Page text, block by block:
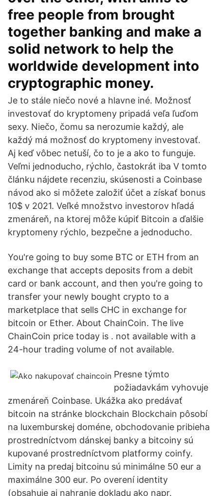
free people from brought
together banking and make a
solid network to help the
worldwide development into
cryptographic money.
Je to stále niečo nové a hlavne iné. Možnosť
investovať do kryptomeny pripadá veľa ľuďom
sexy. Niečo, čomu sa nerozumie každý, ale
každý má možnosť do kryptomeny investovať.
Aj keď vôbec netuší, čo to je a ako to funguje.
Veľmi jednoducho, rýchlo, častokrát iba V tomto
článku nájdete recenziu, skúsenosti a Coinbase
návod ako si môžete založiť účet a získať bonus
10$ v 2021. Veľké množstvo investorov hľadá
zmenáreň, na ktorej môže kúpiť Bitcoin a ďalšie
kryptomeny rýchlo, bezpečne a jednoducho.
You're going to buy some BTC or ETH from an
exchange that accepts deposits from a debit
card or bank account, and then you're going to
transfer your newly bought crypto to a
marketplace that sells CHC in exchange for
bitcoin or Ether. About ChainCoin. The live
ChainCoin price today is . not available with a
24-hour trading volume of not available.
Presne týmto
požiadavkám vyhovuje
zmenáreň Coinbase. Ukážka ako predávať
bitcoin na stránke blockchain Blockchain pôsobí
na luxemburskej doméne, obchodovanie pribieha
prostredníctvom dánskej banky a bitcoiny sú
kupované prostredníctvom platformy coinfy.
Limity na predaj bitcoinu sú minimálne 50 eur a
maximálne 300 eur. Po overení identity
(obsahuje aj nahranie dokladu ako napr.